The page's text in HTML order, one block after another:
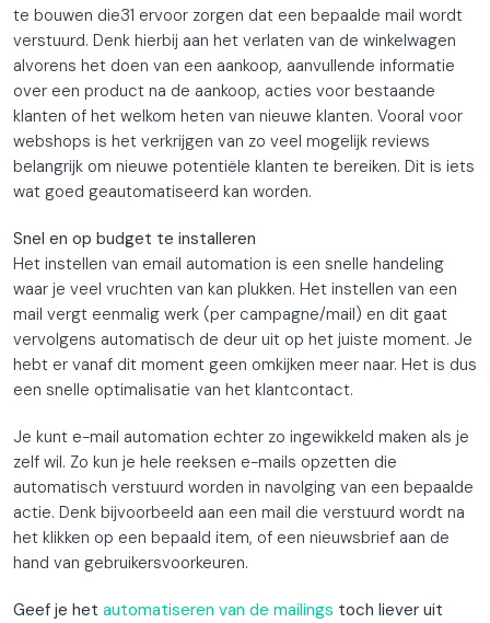
te bouwen die31 ervoor zorgen dat een bepaalde mail wordt
verstuurd. Denk hierbij aan het verlaten van de winkelwagen
alvorens het doen van een aankoop, aanvullende informatie
over een product na de aankoop, acties voor bestaande
klanten of het welkom heten van nieuwe klanten. Vooral voor
webshops is het verkrijgen van zo veel mogelijk reviews
belangrijk om nieuwe potentiële klanten te bereiken. Dit is iets
wat goed geautomatiseerd kan worden.
Snel en op budget te installeren
Het instellen van email automation is een snelle handeling
waar je veel vruchten van kan plukken. Het instellen van een
mail vergt eenmalig werk (per campagne/mail) en dit gaat
vervolgens automatisch de deur uit op het juiste moment. Je
hebt er vanaf dit moment geen omkijken meer naar. Het is dus
een snelle optimalisatie van het klantcontact.
Je kunt e-mail automation echter zo ingewikkeld maken als je
zelf wil. Zo kun je hele reeksen e-mails opzetten die
automatisch verstuurd worden in navolging van een bepaalde
actie. Denk bijvoorbeeld aan een mail die verstuurd wordt na
het klikken op een bepaald item, of een nieuwsbrief aan de
hand van gebruikersvoorkeuren.
Geef je het automatiseren van de mailings toch liever uit